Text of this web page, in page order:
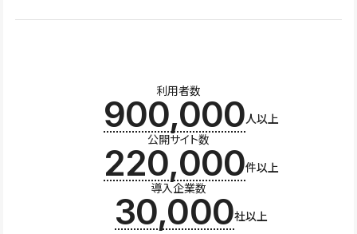
利用者数
900,000人以上
公開サイト数
220,000件以上
導入企業数
30,000社以上